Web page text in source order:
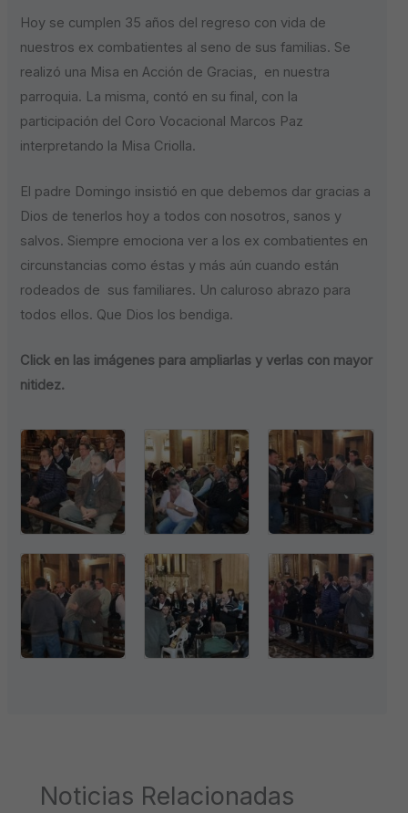
Hoy se cumplen 35 años del regreso con vida de
nuestros ex combatientes al seno de sus familias. Se
realizó una Misa en Acción de Gracias, en nuestra
parroquia. La misma, contó en su final, con la
participación del Coro Vocacional Marcos Paz
interpretando la Misa Criolla.
El padre Domingo insistió en que debemos dar gracias a
Dios de tenerlos hoy a todos con nosotros, sanos y
salvos. Siempre emociona ver a los ex combatientes en
circunstancias como éstas y más aún cuando están
rodeados de sus familiares. Un caluroso abrazo para
todos ellos. Que Dios los bendiga.
Click en las imágenes para ampliarlas y verlas con mayor
nitidez.
Noticias Relacionadas